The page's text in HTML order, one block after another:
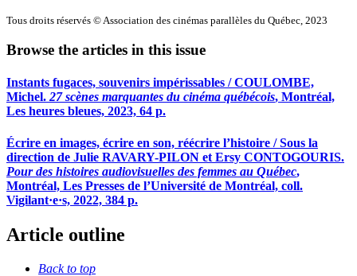
Tous droits réservés © Association des cinémas parallèles du Québec, 2023
Browse the articles in this issue
Instants fugaces, souvenirs impérissables / COULOMBE,
Michel.27 scènes marquantes du cinéma québécois, Montréal,
Les heures bleues, 2023, 64 p.
Écrire en images, écrire en son, réécrire l’histoire / Sous la
direction de Julie RAVARY-PILON et Ersy CONTOGOURIS.
Pour des histoires audiovisuelles des femmes au Québec,
Montréal, Les Presses de l’Université de Montréal, coll.
Vigilant·e·s, 2022, 384 p.
Article outline
Back to top